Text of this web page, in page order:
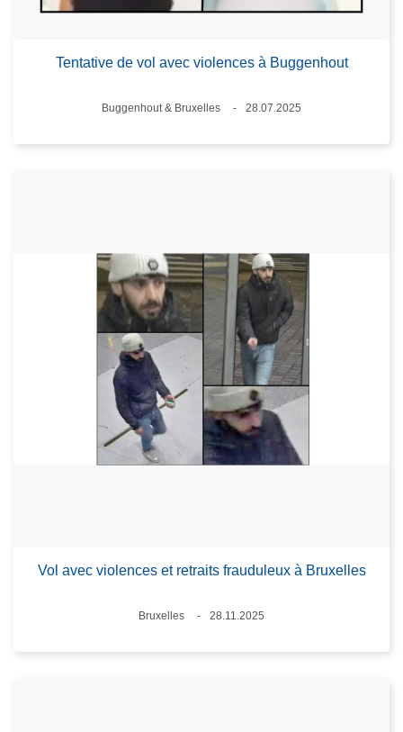
Tentative de vol avec violences à Buggenhout
Lieux
Buggenhout & Bruxelles
28.07.2025
Vol avec violences et retraits frauduleux à Bruxelles
Lieux
Bruxelles
28.11.2025